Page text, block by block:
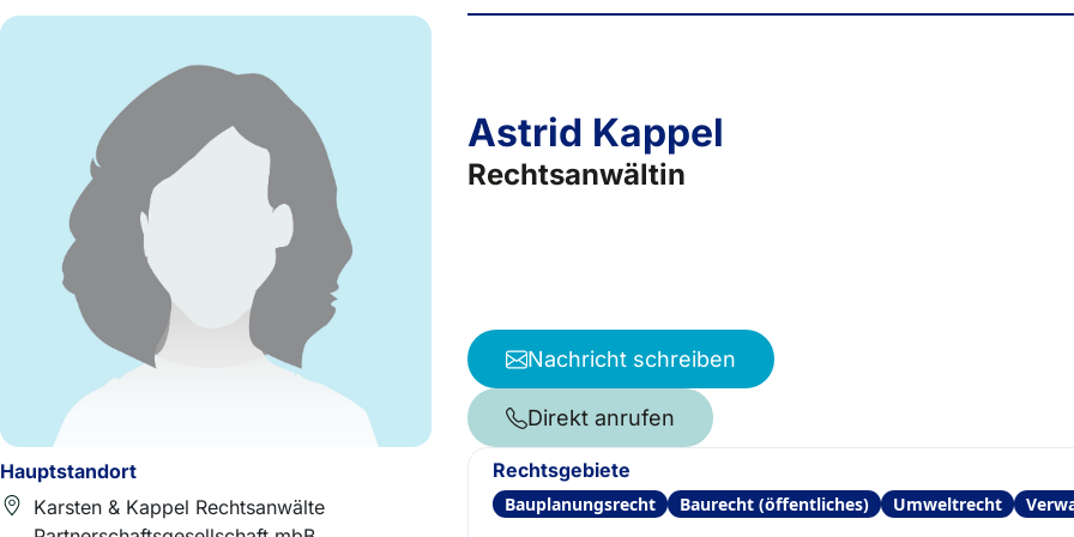
Hauptstandort
Karsten & Kappel Rechtsanwälte
Astrid Kappel
Rechtsanwältin
Nachricht schreiben
Direkt anrufen
Rechtsgebiete
Bauplanungsrecht Baurecht (öffentliches) Umweltrecht